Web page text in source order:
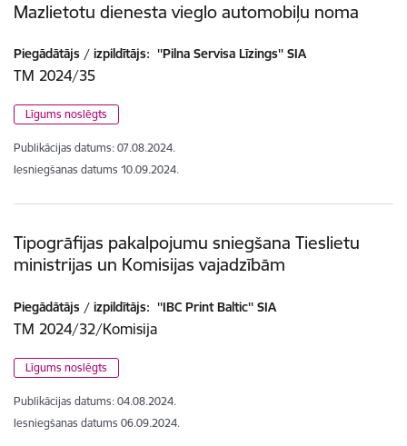
Mazlietotu dienesta vieglo automobiļu noma
Piegādātājs / izpildītājs: ''Pilna Servisa Līzings'' SIA
TM 2024/35
Līgums noslēgts
Publikācijas datums: 07.08.2024.
Iesniegšanas datums 10.09.2024.
Tipogrāfijas pakalpojumu sniegšana Tieslietu
ministrijas un Komisijas vajadzībām
Piegādātājs / izpildītājs: ''IBC Print Baltic'' SIA
TM 2024/32/Komisija
Līgums noslēgts
Publikācijas datums: 04.08.2024.
Iesniegšanas datums 06.09.2024.